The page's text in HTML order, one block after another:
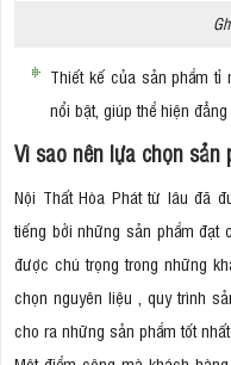
​Thiết kế của sản phẩm
nổi bật, giúp thể hiện
Vì sao nên lựa chọn sản
Nội Thất Hòa Phát từ lâu đã
tiếng bởi những sản phẩm đạt
được chú trọng trong những
chọn nguyên liệu , quy trình
cho ra những sản phẩm tốt